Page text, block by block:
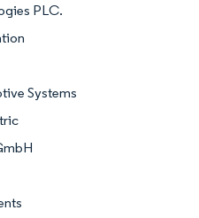
PLC.
Systems